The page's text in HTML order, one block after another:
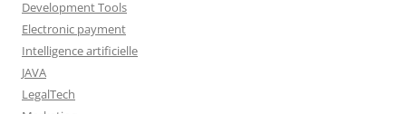
Development Tools
Electronic payment
Intelligence artificielle
JAVA
LegalTech